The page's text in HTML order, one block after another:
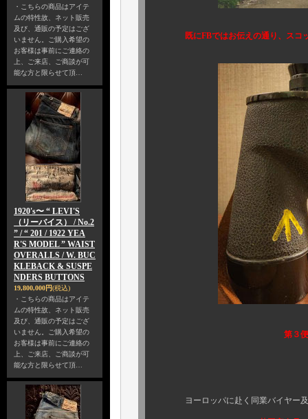
・こちらの商品はアイテ
ムの特性故、ネット販売
及び、通販の予定はござ
いません。ご購入希望の
お客様は事前にご連絡の
上、ご来店、ご商談が可
能な方と限らせて頂…
1920's〜 “ LEVI'S
（リーバイス） / No.2
” / “ 201 / 1922 YEA
R'S MODEL ” WAIST
OVERALLS / W. BUC
KLEBACK & SUSPE
NDERS BUTTONS
19,800,000円(税込)
・こちらの商品はアイテ
ムの特性故、ネット販売
及び、通販の予定はござ
いません。ご購入希望の
お客様は事前にご連絡の
上、ご来店、ご商談が可
能な方と限らせて頂…
既にFBではお伝えの通り、ス
第３
ヨーロッパに赴く同業バイヤー及び